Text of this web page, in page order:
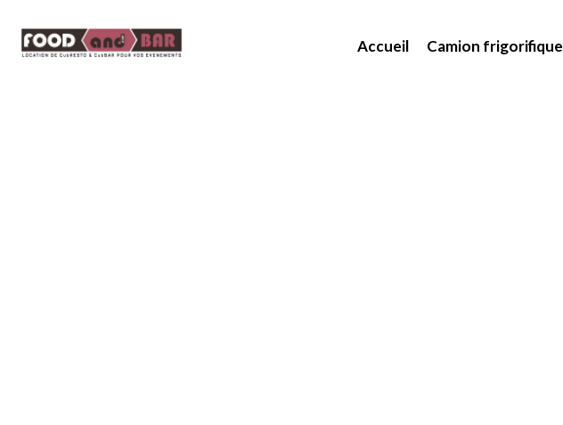
Accueil Camion frigorifique